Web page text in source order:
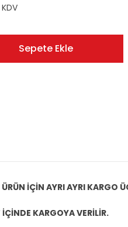
Sepete Ekle
İÇİN AYRI AYRI KARGO
KARGOYA VERİLİR.